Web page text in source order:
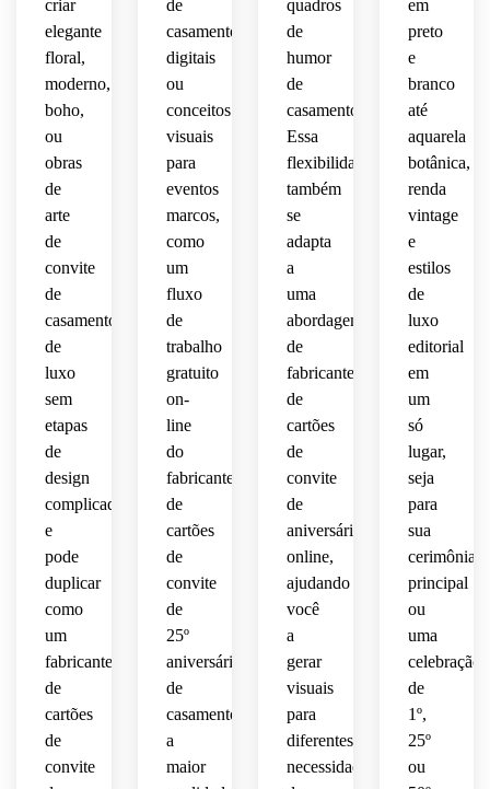
criar
elegante
floral,
moderno,
boho,
ou
obras
de
arte
de
convite
de
casamento
de
luxo
sem
etapas
de
design
complicadas,
e
pode
duplicar
como
um
fabricante
de
cartões
de
convite
de
casamento
digitais
ou
conceitos
visuais
para
eventos
marcos,
como
um
fluxo
de
trabalho
gratuito
on-
line
do
fabricante
de
cartões
de
convite
de
25º
aniversário
de
casamento,
a
maior
quadros
de
humor
de
casamento.
Essa
flexibilidade
também
se
adapta
a
uma
abordagem
de
fabricante
de
cartões
de
convite
de
aniversário
online,
ajudando
você
a
gerar
visuais
para
diferentes
necessidades
em
preto
e
branco
até
aquarela
botânica,
renda
vintage
e
estilos
de
luxo
editorial
em
um
só
lugar,
seja
para
sua
cerimônia
principal
ou
uma
celebração
de
1º,
25º
ou